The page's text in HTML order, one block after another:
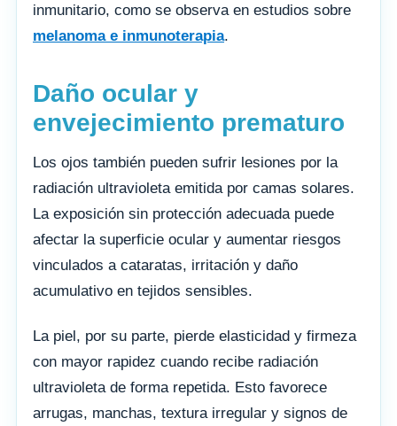
inmunitario, como se observa en estudios sobre
melanoma e inmunoterapia.
Daño ocular y
envejecimiento prematuro
Los ojos también pueden sufrir lesiones por la
radiación ultravioleta emitida por camas solares.
La exposición sin protección adecuada puede
afectar la superficie ocular y aumentar riesgos
vinculados a cataratas, irritación y daño
acumulativo en tejidos sensibles.
La piel, por su parte, pierde elasticidad y firmeza
con mayor rapidez cuando recibe radiación
ultravioleta de forma repetida. Esto favorece
arrugas, manchas, textura irregular y signos de